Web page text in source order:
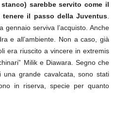
sarebbe servito come il
il passo della Juventus
gennaio serviva l’acquisto. Anche
e all’ambiente. Non a caso, già
era riuscito a vincere in extremis
Milik e Diawara. Segno che
grande cavalcata, sono stati
in riserva, specie per quanto